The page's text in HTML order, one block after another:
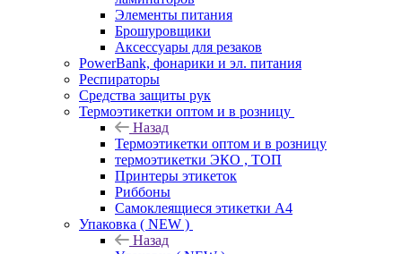
Элементы питания
Брошуровщики
Аксессуары для резаков
PowerBank, фонарики и эл. питания
Респираторы
Средства защиты рук
Термоэтикетки оптом и в розницу
Назад
Термоэтикетки оптом и в розницу
термоэтикетки ЭКО , ТОП
Принтеры этикеток
Риббоны
Самоклеящиеся этикетки А4
Упаковка ( NEW )
Назад